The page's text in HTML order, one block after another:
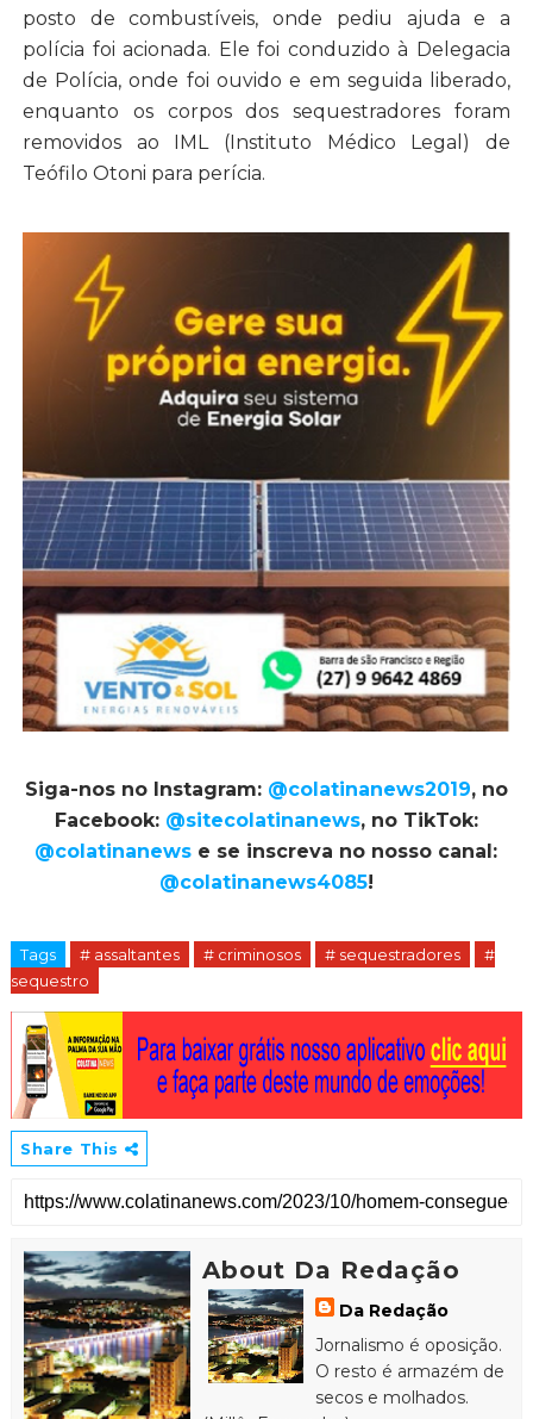
posto de combustíveis, onde pediu ajuda e a
polícia foi acionada. Ele foi conduzido à Delegacia
de Polícia, onde foi ouvido e em seguida liberado,
enquanto os corpos dos sequestradores foram
removidos ao IML (Instituto Médico Legal) de
Teófilo Otoni para perícia.
Siga-nos no Instagram: @colatinanews2019, no
Facebook: @sitecolatinanews, no TikTok:
@colatinanews e se inscreva no nosso canal:
@colatinanews4085!
Tags # assaltantes # criminosos # sequestradores
#
sequestro
Share This
About Da Redação
Da Redação
Jornalismo é oposição.
O resto é armazém de
secos e molhados.